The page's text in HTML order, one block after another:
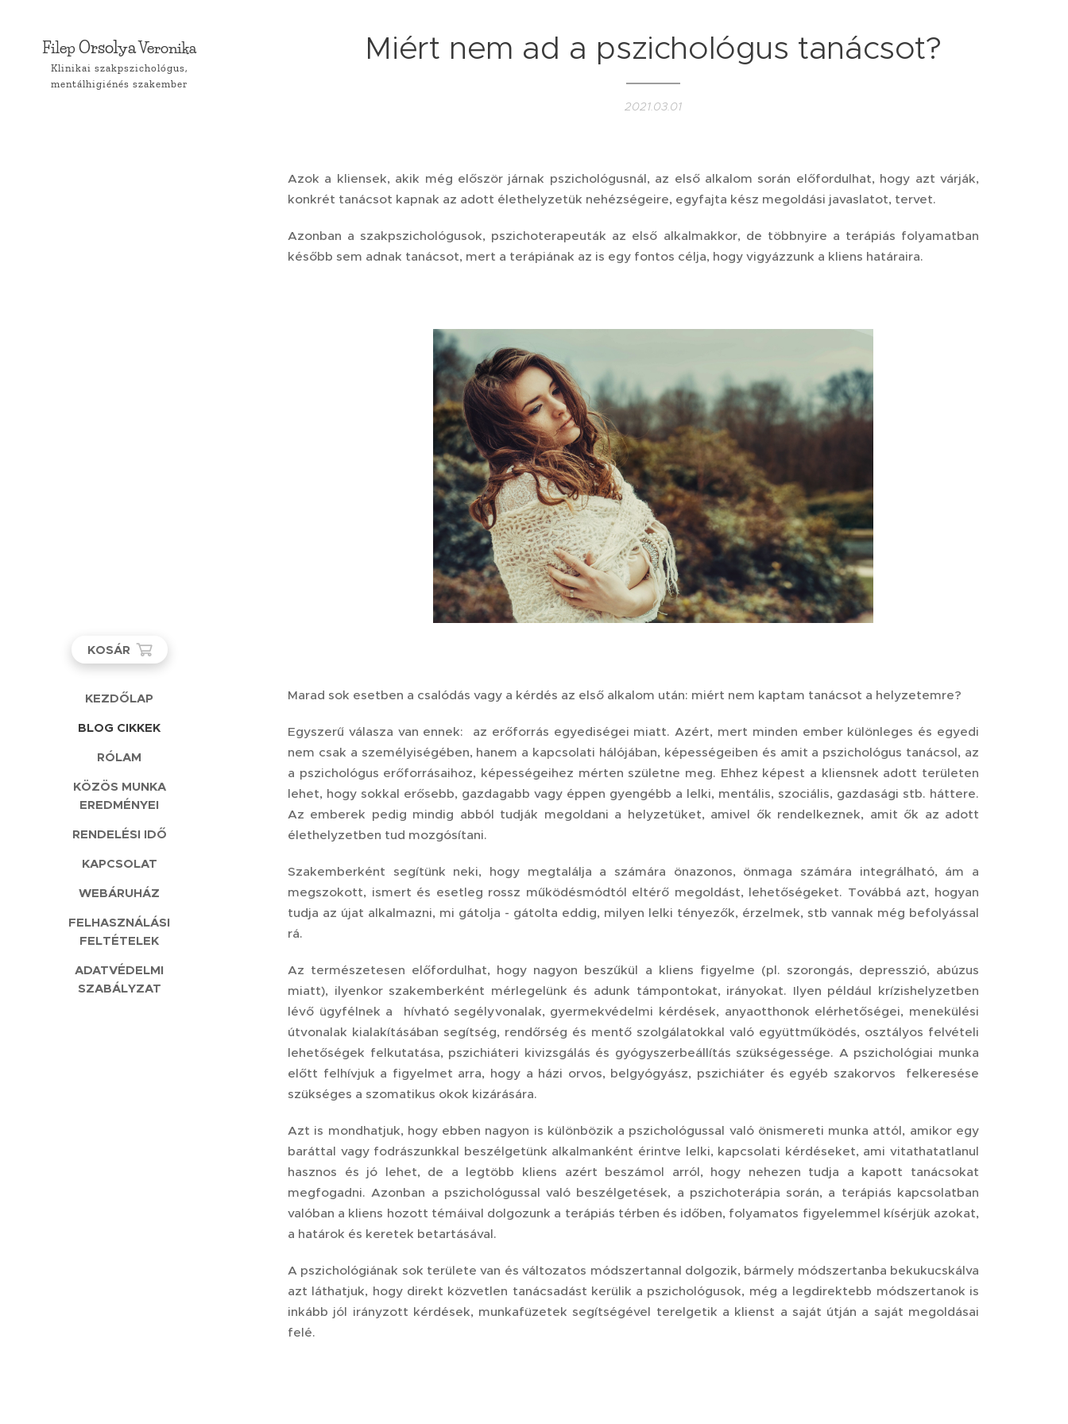
Filep OrsolyaVeronika
Klinikai szakpszichológus,
mentálhigiénés szakember
KOSÁR
KEZDŐLAP
BLOG CIKKEK
RÓLAM
KÖZÖS MUNKA
EREDMÉNYEI
RENDELÉSI IDŐ
KAPCSOLAT
WEBÁRUHÁZ
FELHASZNÁLÁSI
FELTÉTELEK
ADATVÉDELMI
SZABÁLYZAT
Miért nem ad a pszichológus tanácsot?
2021.03.01
Azok a kliensek, akik még először járnak pszichológusnál, az első alkalom során előfordulhat, hogy azt várják,
konkrét tanácsot kapnak az adott élethelyzetük nehézségeire, egyfajta kész megoldási javaslatot, tervet.
Azonban a szakpszichológusok, pszichoterapeuták az első alkalmakkor, de többnyire a terápiás folyamatban
később sem adnak tanácsot, mert a terápiának az is egy fontos célja, hogy vigyázzunk a kliens határaira.
Marad sok esetben a csalódás vagy a kérdés az első alkalom után: miért nem kaptam tanácsot a helyzetemre?
Egyszerű válasza van ennek: az erőforrás egyediségei miatt. Azért, mert minden ember különleges és egyedi
nem csak a személyiségében, hanem a kapcsolati hálójában, képességeiben és amit a pszichológus tanácsol, az
a pszichológus erőforrásaihoz, képességeihez mérten születne meg. Ehhez képest a kliensnek adott területen
lehet, hogy sokkal erősebb, gazdagabb vagy éppen gyengébb a lelki, mentális, szociális, gazdasági stb. háttere.
Az emberek pedig mindig abból tudják megoldani a helyzetüket, amivel ők rendelkeznek, amit ők az adott
élethelyzetben tud mozgósítani.
Szakemberként segítünk neki, hogy megtalálja a számára önazonos, önmaga számára integrálható, ám a
megszokott, ismert és esetleg rossz működésmódtól eltérő megoldást, lehetőségeket. Továbbá azt, hogyan
tudja az újat alkalmazni, mi gátolja - gátolta eddig, milyen lelki tényezők, érzelmek, stb vannak még befolyással
rá.
Az természetesen előfordulhat, hogy nagyon beszűkül a kliens figyelme (pl. szorongás, depresszió, abúzus
miatt), ilyenkor szakemberként mérlegelünk és adunk támpontokat, irányokat. Ilyen például krízishelyzetben
lévő ügyfélnek a hívható segélyvonalak, gyermekvédelmi kérdések, anyaotthonok elérhetőségei, menekülési
útvonalak kialakításában segítség, rendőrség és mentő szolgálatokkal való együttműködés, osztályos felvételi
lehetőségek felkutatása, pszichiáteri kivizsgálás és gyógyszerbeállítás szükségessége. A pszichológiai munka
előtt felhívjuk a figyelmet arra, hogy a házi orvos, belgyógyász, pszichiáter és egyéb szakorvos felkeresése
szükséges a szomatikus okok kizárására.
Azt is mondhatjuk, hogy ebben nagyon is különbözik a pszichológussal való önismereti munka attól, amikor egy
baráttal vagy fodrászunkkal beszélgetünk alkalmanként érintve lelki, kapcsolati kérdéseket, ami vitathatatlanul
hasznos és jó lehet, de a legtöbb kliens azért beszámol arról, hogy nehezen tudja a kapott tanácsokat
megfogadni. Azonban a pszichológussal való beszélgetések, a pszichoterápia során, a terápiás kapcsolatban
valóban a kliens hozott témáival dolgozunk a terápiás térben és időben, folyamatos figyelemmel kísérjük azokat,
a határok és keretek betartásával.
A pszichológiának sok területe van és változatos módszertannal dolgozik, bármely módszertanba bekukucskálva
azt láthatjuk, hogy direkt közvetlen tanácsadást kerülik a pszichológusok, még a legdirektebb módszertanok is
inkább jól irányzott kérdések, munkafüzetek segítségével terelgetik a klienst a saját útján a saját megoldásai
felé.